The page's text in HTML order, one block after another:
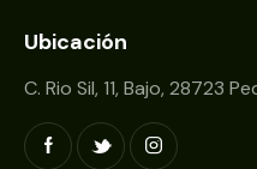
Ubicación
C. Rio Sil, 11, Bajo, 28723